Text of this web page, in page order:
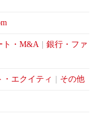
ト・M&A
銀行・ファ
エクイティ その他